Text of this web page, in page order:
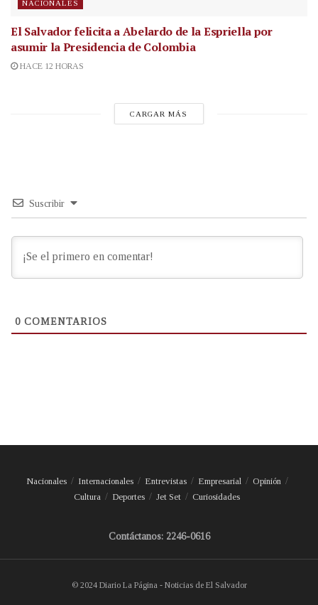
NACIONALES
El Salvador felicita a Abelardo de la Espriella por
asumir la Presidencia de Colombia
HACE 12 HORAS
CARGAR MÁS
Suscribir
0 COMENTARIOS
Nacionales Internacionales Entrevistas Empresarial
Opinión
Cultura
Deportes Jet Set Curiosidades
Contáctanos: 2246-0616
© 2024 Diario La Página - Noticias de El Salvador